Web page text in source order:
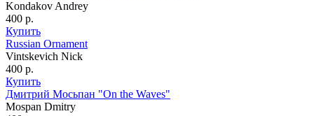
Kondakov Andrey
400 р.
Купить
Russian Ornament
Vintskevich Nick
400 р.
Купить
Дмитрий Мосьпан "On the Waves"
Mospan Dmitry